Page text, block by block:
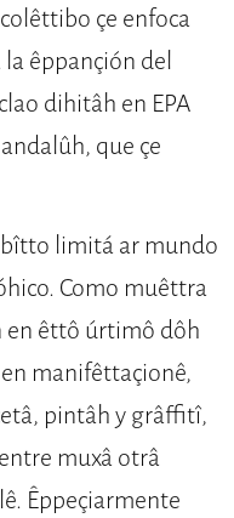
çe enfoca
êppançión del
dihitâh en EPA
que çe
bîtto limitá ar mundo
Como muêttra
en êttô úrtimô dôh
manifêttaçionê,
pintâh y grâffi­tî,
muxâ otrâ
Êppeçiarmente